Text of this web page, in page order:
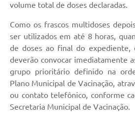
volume total de doses declaradas.
Como os frascos multidoses
ser utilizados em até 8 horas,
de doses ao final do expediente,
deverão convocar imediatamente
grupo prioritário definido na
Plano Municipal de Vacinação,
ou contato telefônico, conforme
Secretaria Municipal de Vacinação.